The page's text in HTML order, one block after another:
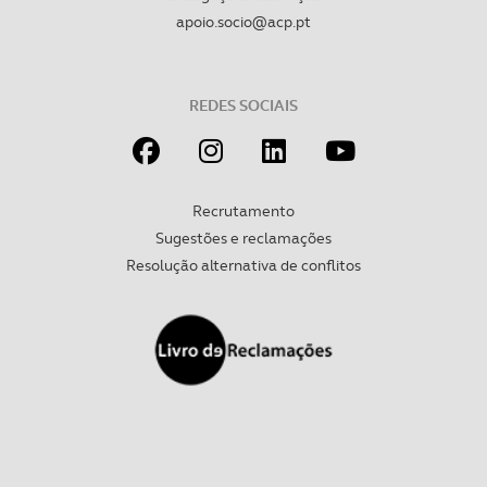
Realçamos que o bloqueio de certo tipo de Cookies e
Consulte a política de cookies do site.
apoio.socio@acp.pt
REDES SOCIAIS
Recrutamento
Sugestões e reclamações
Resolução alternativa de conflitos